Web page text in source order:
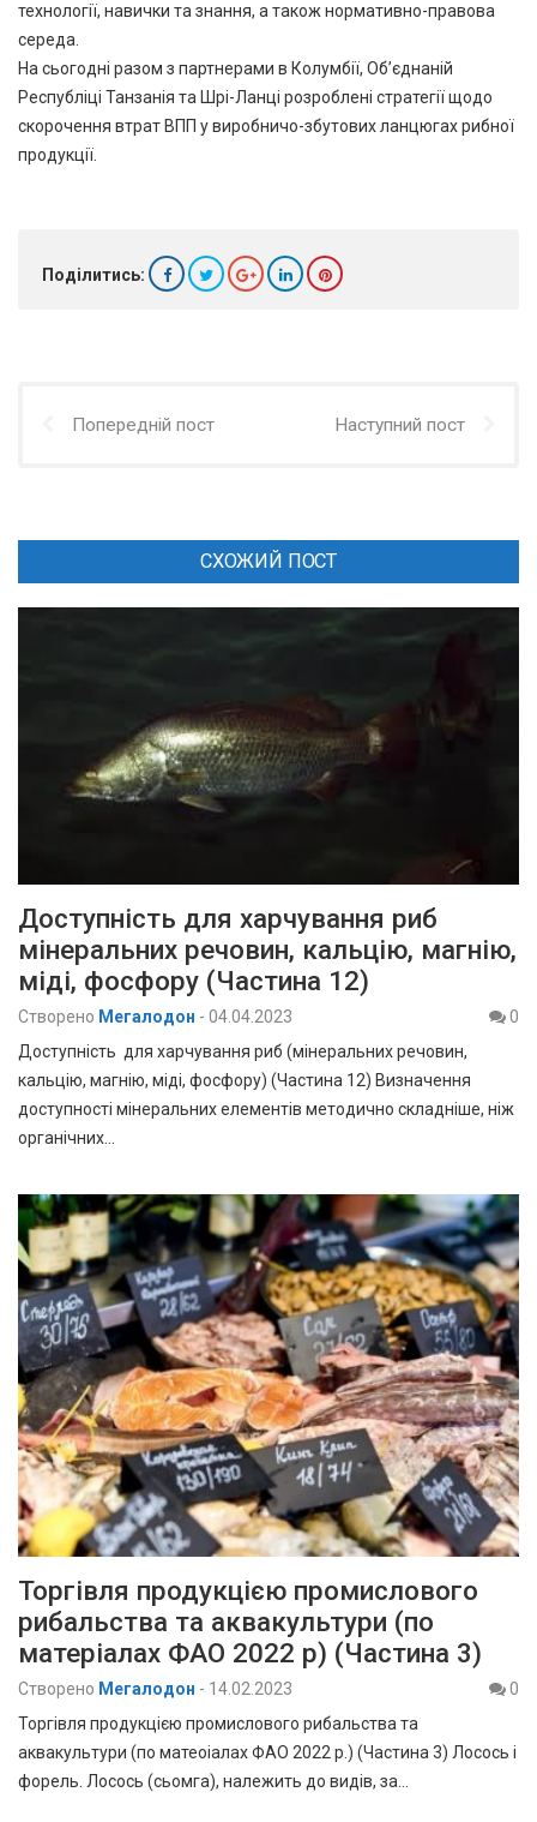
технології, навички та знання, а також нормативно-правова
середа.
На сьогодні разом з партнерами в Колумбії, Об’єднаній
Республіці Танзанія та Шрі-Ланці розроблені стратегії щодо
скорочення втрат ВПП у виробничо-збутових ланцюгах рибної
продукції.
Поділитись:
Попередній пост Наступний пост
СХОЖИЙ ПОСТ
Доступність для харчування риб
мінеральних речовин, кальцію, магнію,
міді, фосфору (Частина 12)
Створено Мегалодон - 04.04.2023
0
Доступність для харчування риб (мінеральних речовин,
кальцію, магнію, міді, фосфору) (Частина 12) Визначення
доступності мінеральних елементів методично складніше, ніж
органічних…
Торгівля продукцією промислового
рибальства та аквакультури (по
матеріалах ФАО 2022 р) (Частина 3)
Створено Мегалодон - 14.02.2023
0
Торгівля продукцією промислового рибальства та
аквакультури (по матеоіалах ФАО 2022 р.) (Частина 3) Лосось і
форель. Лосось (сьомга), належить до видів, за…